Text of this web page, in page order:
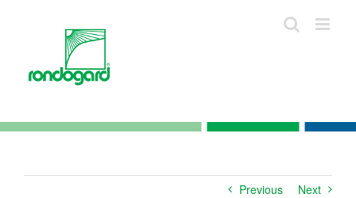
Previous Next